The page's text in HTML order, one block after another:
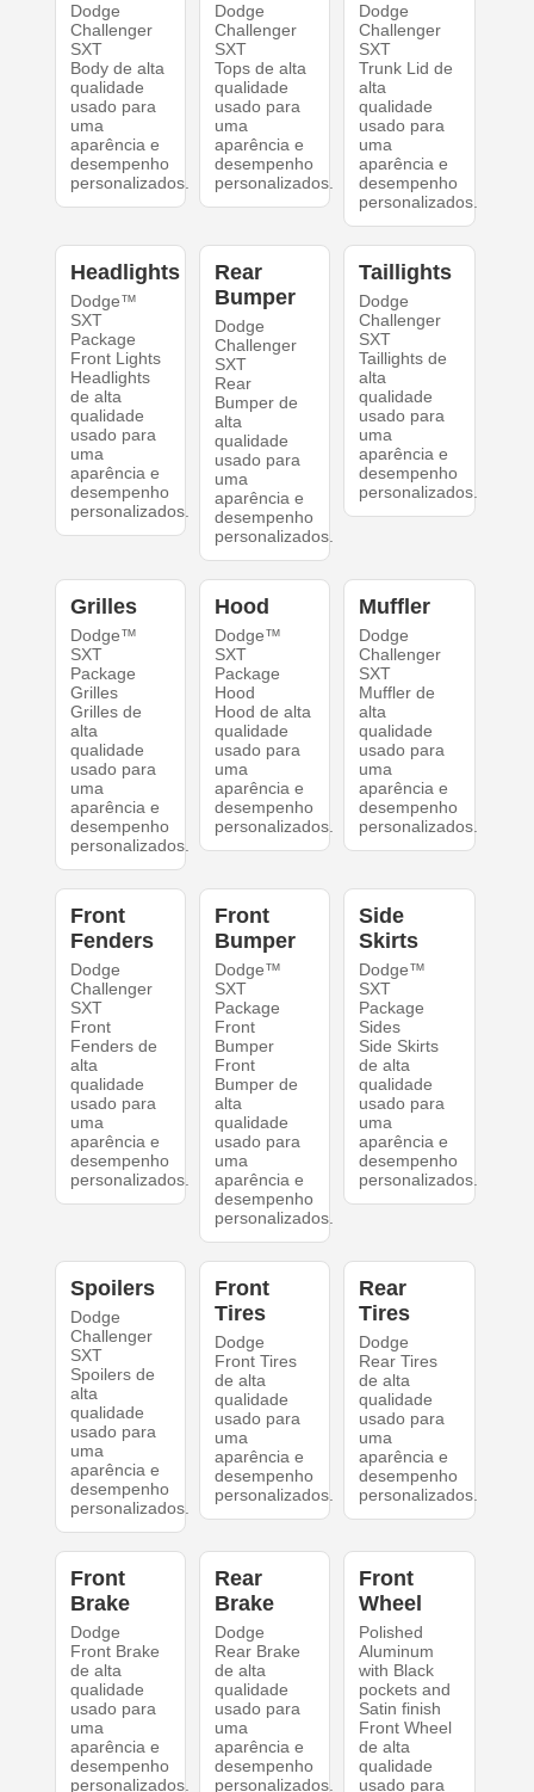
Dodge
Challenger
SXT
Body de alta
qualidade
usado para
uma
aparência e
desempenho
personalizados.
Dodge
Challenger
SXT
Tops de alta
qualidade
usado para
uma
aparência e
desempenho
personalizados.
Dodge
Challenger
SXT
Trunk Lid de
alta
qualidade
usado para
uma
aparência e
desempenho
personalizados.
Headlights
Dodge™
SXT
Package
Front Lights
Headlights
de alta
qualidade
usado para
uma
aparência e
desempenho
personalizados.
Rear
Bumper
Dodge
Challenger
SXT
Rear
Bumper de
alta
qualidade
usado para
uma
aparência e
desempenho
personalizados.
Taillights
Dodge
Challenger
SXT
Taillights de
alta
qualidade
usado para
uma
aparência e
desempenho
personalizados.
Grilles
Dodge™
SXT
Package
Grilles
Grilles de
alta
qualidade
usado para
uma
aparência e
desempenho
personalizados.
Hood
Dodge™
SXT
Package
Hood
Hood de alta
qualidade
usado para
uma
aparência e
desempenho
personalizados.
Muffler
Dodge
Challenger
SXT
Muffler de
alta
qualidade
usado para
uma
aparência e
desempenho
personalizados.
Front
Fenders
Dodge
Challenger
SXT
Front
Fenders de
alta
qualidade
usado para
uma
aparência e
desempenho
personalizados.
Front
Bumper
Dodge™
SXT
Package
Front
Bumper
Front
Bumper de
alta
qualidade
usado para
uma
aparência e
desempenho
personalizados.
Side
Skirts
Dodge™
SXT
Package
Sides
Side Skirts
de alta
qualidade
usado para
uma
aparência e
desempenho
personalizados.
Spoilers
Dodge
Challenger
SXT
Spoilers de
alta
qualidade
usado para
uma
aparência e
desempenho
personalizados.
Front
Tires
Dodge
Front Tires
de alta
qualidade
usado para
uma
aparência e
desempenho
personalizados.
Rear
Tires
Dodge
Rear Tires
de alta
qualidade
usado para
uma
aparência e
desempenho
personalizados.
Front
Brake
Dodge
Front Brake
de alta
qualidade
usado para
uma
aparência e
desempenho
personalizados.
Rear
Brake
Dodge
Rear Brake
de alta
qualidade
usado para
uma
aparência e
desempenho
personalizados.
Front
Wheel
Polished
Aluminum
with Black
pockets and
Satin finish
Front Wheel
de alta
qualidade
usado para